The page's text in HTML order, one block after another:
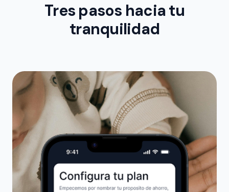
Tres pasos hacia tu
tranquilidad